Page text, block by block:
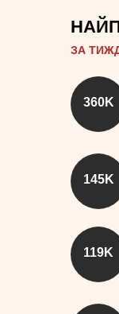
ЗА
360K
145K
119K